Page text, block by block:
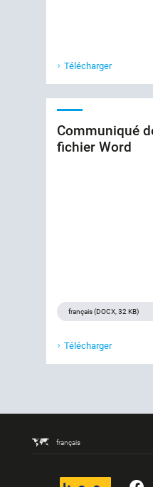
Télécharger
Communiqué
fichier Word
Télécharger
français